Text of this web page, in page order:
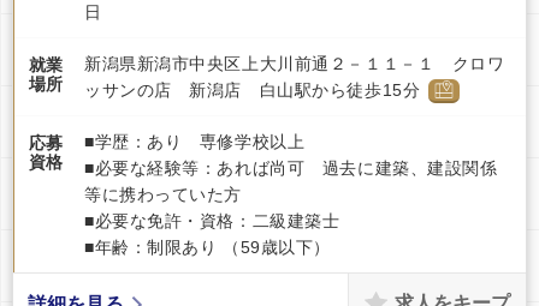
日
就業
場所
新潟県新潟市中央区上大川前通２－１１－１ クロワ
ッサンの店 新潟店 白山駅から徒歩15分
応募
資格
■学歴：あり 専修学校以上
■必要な経験等：あれば尚可 過去に建築、建設関係
等に携わっていた方
■必要な免許・資格：二級建築士
■年齢：制限あり （59歳以下）